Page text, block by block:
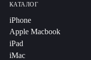
КАТАЛОГ
iPhone
Apple Macbook
iPad
iMac